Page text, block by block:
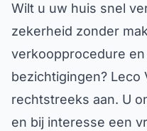
Wilt u uw huis snel
zekerheid zonder
verkoopprocedure
bezichtigingen? Leco
rechtstreeks aan. U
en bij interesse een